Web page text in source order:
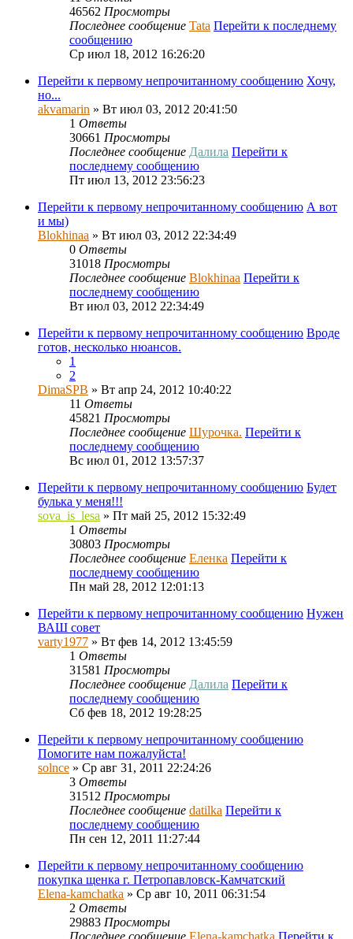
46562 Просмотры
Последнее сообщение Tata Перейти к последнему
сообщению
Ср июл 18, 2012 16:26:20
Перейти к первому непрочитанному сообщению Хочу,
но...
akvamarin » Вт июл 03, 2012 20:41:50
1 Ответы
30661 Просмотры
Последнее сообщение Далила Перейти к
последнему сообщению
Пт июл 13, 2012 23:56:23
Перейти к первому непрочитанному сообщению А вот
и мы)
Blokhinaa » Вт июл 03, 2012 22:34:49
0 Ответы
31018 Просмотры
Последнее сообщение Blokhinaa Перейти к
последнему сообщению
Вт июл 03, 2012 22:34:49
Перейти к первому непрочитанному сообщению Вроде
готов, несколько нюансов.
1
2
DimaSPB » Вт апр 24, 2012 10:40:22
11 Ответы
45821 Просмотры
Последнее сообщение Шурочка. Перейти к
последнему сообщению
Вс июл 01, 2012 13:57:37
Перейти к первому непрочитанному сообщению Будет
булька у меня!!!
sova_is_lesa » Пт май 25, 2012 15:32:49
1 Ответы
30803 Просмотры
Последнее сообщение Еленка Перейти к
последнему сообщению
Пн май 28, 2012 12:01:13
Перейти к первому непрочитанному сообщению Нужен
ВАШ совет
varty1977 » Вт фев 14, 2012 13:45:59
1 Ответы
31581 Просмотры
Последнее сообщение Далила Перейти к
последнему сообщению
Сб фев 18, 2012 19:28:25
Перейти к первому непрочитанному сообщению
Помогите нам пожалуйста!
solnce » Ср авг 31, 2011 22:24:26
3 Ответы
31512 Просмотры
Последнее сообщение datilka Перейти к
последнему сообщению
Пн сен 12, 2011 11:27:44
Перейти к первому непрочитанному сообщению
покупка щенка г. Петропавловск-Камчатский
Elena-kamchatka » Ср авг 10, 2011 06:31:54
2 Ответы
29883 Просмотры
Последнее сообщение Elena-kamchatka Перейти к